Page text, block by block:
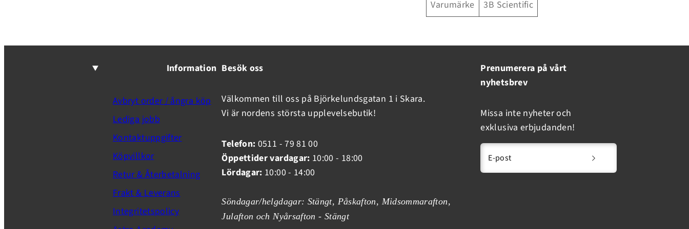
Varumärke
3B Scientific
Information
Avbryt order / ångra köp
Lediga jobb
Kontaktuppgifter
Köpvillkor
Retur & Återbetalning
Frakt & Leverans
Integritetspolicy
Besök oss
Välkommen till oss på Björkelundsgatan 1 i Skara.
Vi är nordens största upplevelsebutik!
Telefon: 0511 - 79 81 00
Öppettider vardagar: 10:00 - 18:00
Lördagar: 10:00 - 14:00
Söndagar/helgdagar: Stängt, Påskafton, Midsommarafton,
Julafton och Nyårsafton - Stängt
Prenumerera på vårt
nyhetsbrev
Missa inte nyheter och
exklusiva erbjudanden!
E-post